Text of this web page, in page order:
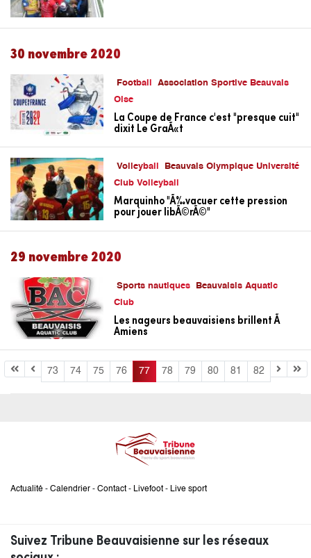
30 novembre 2020
Football
Association Sportive Beauvais
Oise
La Coupe de France c'est "presque cuit"
dixit Le GraÃ«t
Volleyball
Beauvais Olympique Université
Club Volleyball
Marquinho "Ã‰vacuer cette pression
pour jouer libÃ©rÃ©"
29 novembre 2020
Sports nautiques
Beauvaisis Aquatic
Club
Les nageurs beauvaisiens brillent Ã
Amiens
73 74 75 76 77 78 79 80 81 82
Actualité - Calendrier - Contact - Livefoot - Live sport
Suivez Tribune Beauvaisienne sur les réseaux